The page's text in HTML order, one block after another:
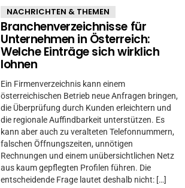
NACHRICHTEN & THEMEN
Branchenverzeichnisse für
Unternehmen in Österreich:
Welche Einträge sich wirklich
lohnen
Ein Firmenverzeichnis kann einem
österreichischen Betrieb neue Anfragen bringen,
die Überprüfung durch Kunden erleichtern und
die regionale Auffindbarkeit unterstützen. Es
kann aber auch zu veralteten Telefonnummern,
falschen Öffnungszeiten, unnötigen
Rechnungen und einem unübersichtlichen Netz
aus kaum gepflegten Profilen führen. Die
entscheidende Frage lautet deshalb nicht: […]